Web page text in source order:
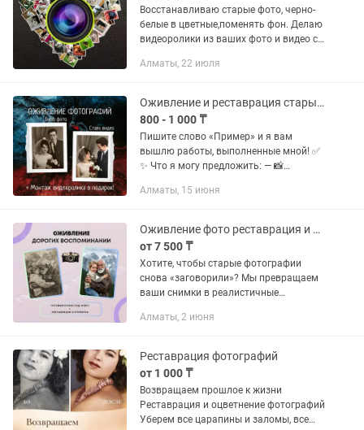
Восстанавливаю старые фото, черно-
белые в цветные,поменять фон. Делаю
видеоролики из ваших фото и видео с
или песни. Если у Вас нет тех или иных
Алматы, 22 июля
Оживление и реставрация старых фотографий
800 - 1 000 ₸
Пишите слово «Пример» и я вам
вышлю работы, выполненные мной! ✅
✨ Что я могу предложить: — 📸
Монтаж с музыкой — сделаю ролик,
Алматы, 15 июня
Оживление фото реставрация и видеомонтаж
от 7 500 ₸
Хотите, чтобы старые фотографии
снова «заговорили»? Мы превращаем
ваши снимки в реалистичные
словно оживают на экране. 🎬 Подарок
Алматы, 2 июня
Реставрация фотографий
от 1 000 ₸
Возвращаем прошлое к жизни
Реставрация и оцветнение фотографий
Уберем все царапины и заломы, все